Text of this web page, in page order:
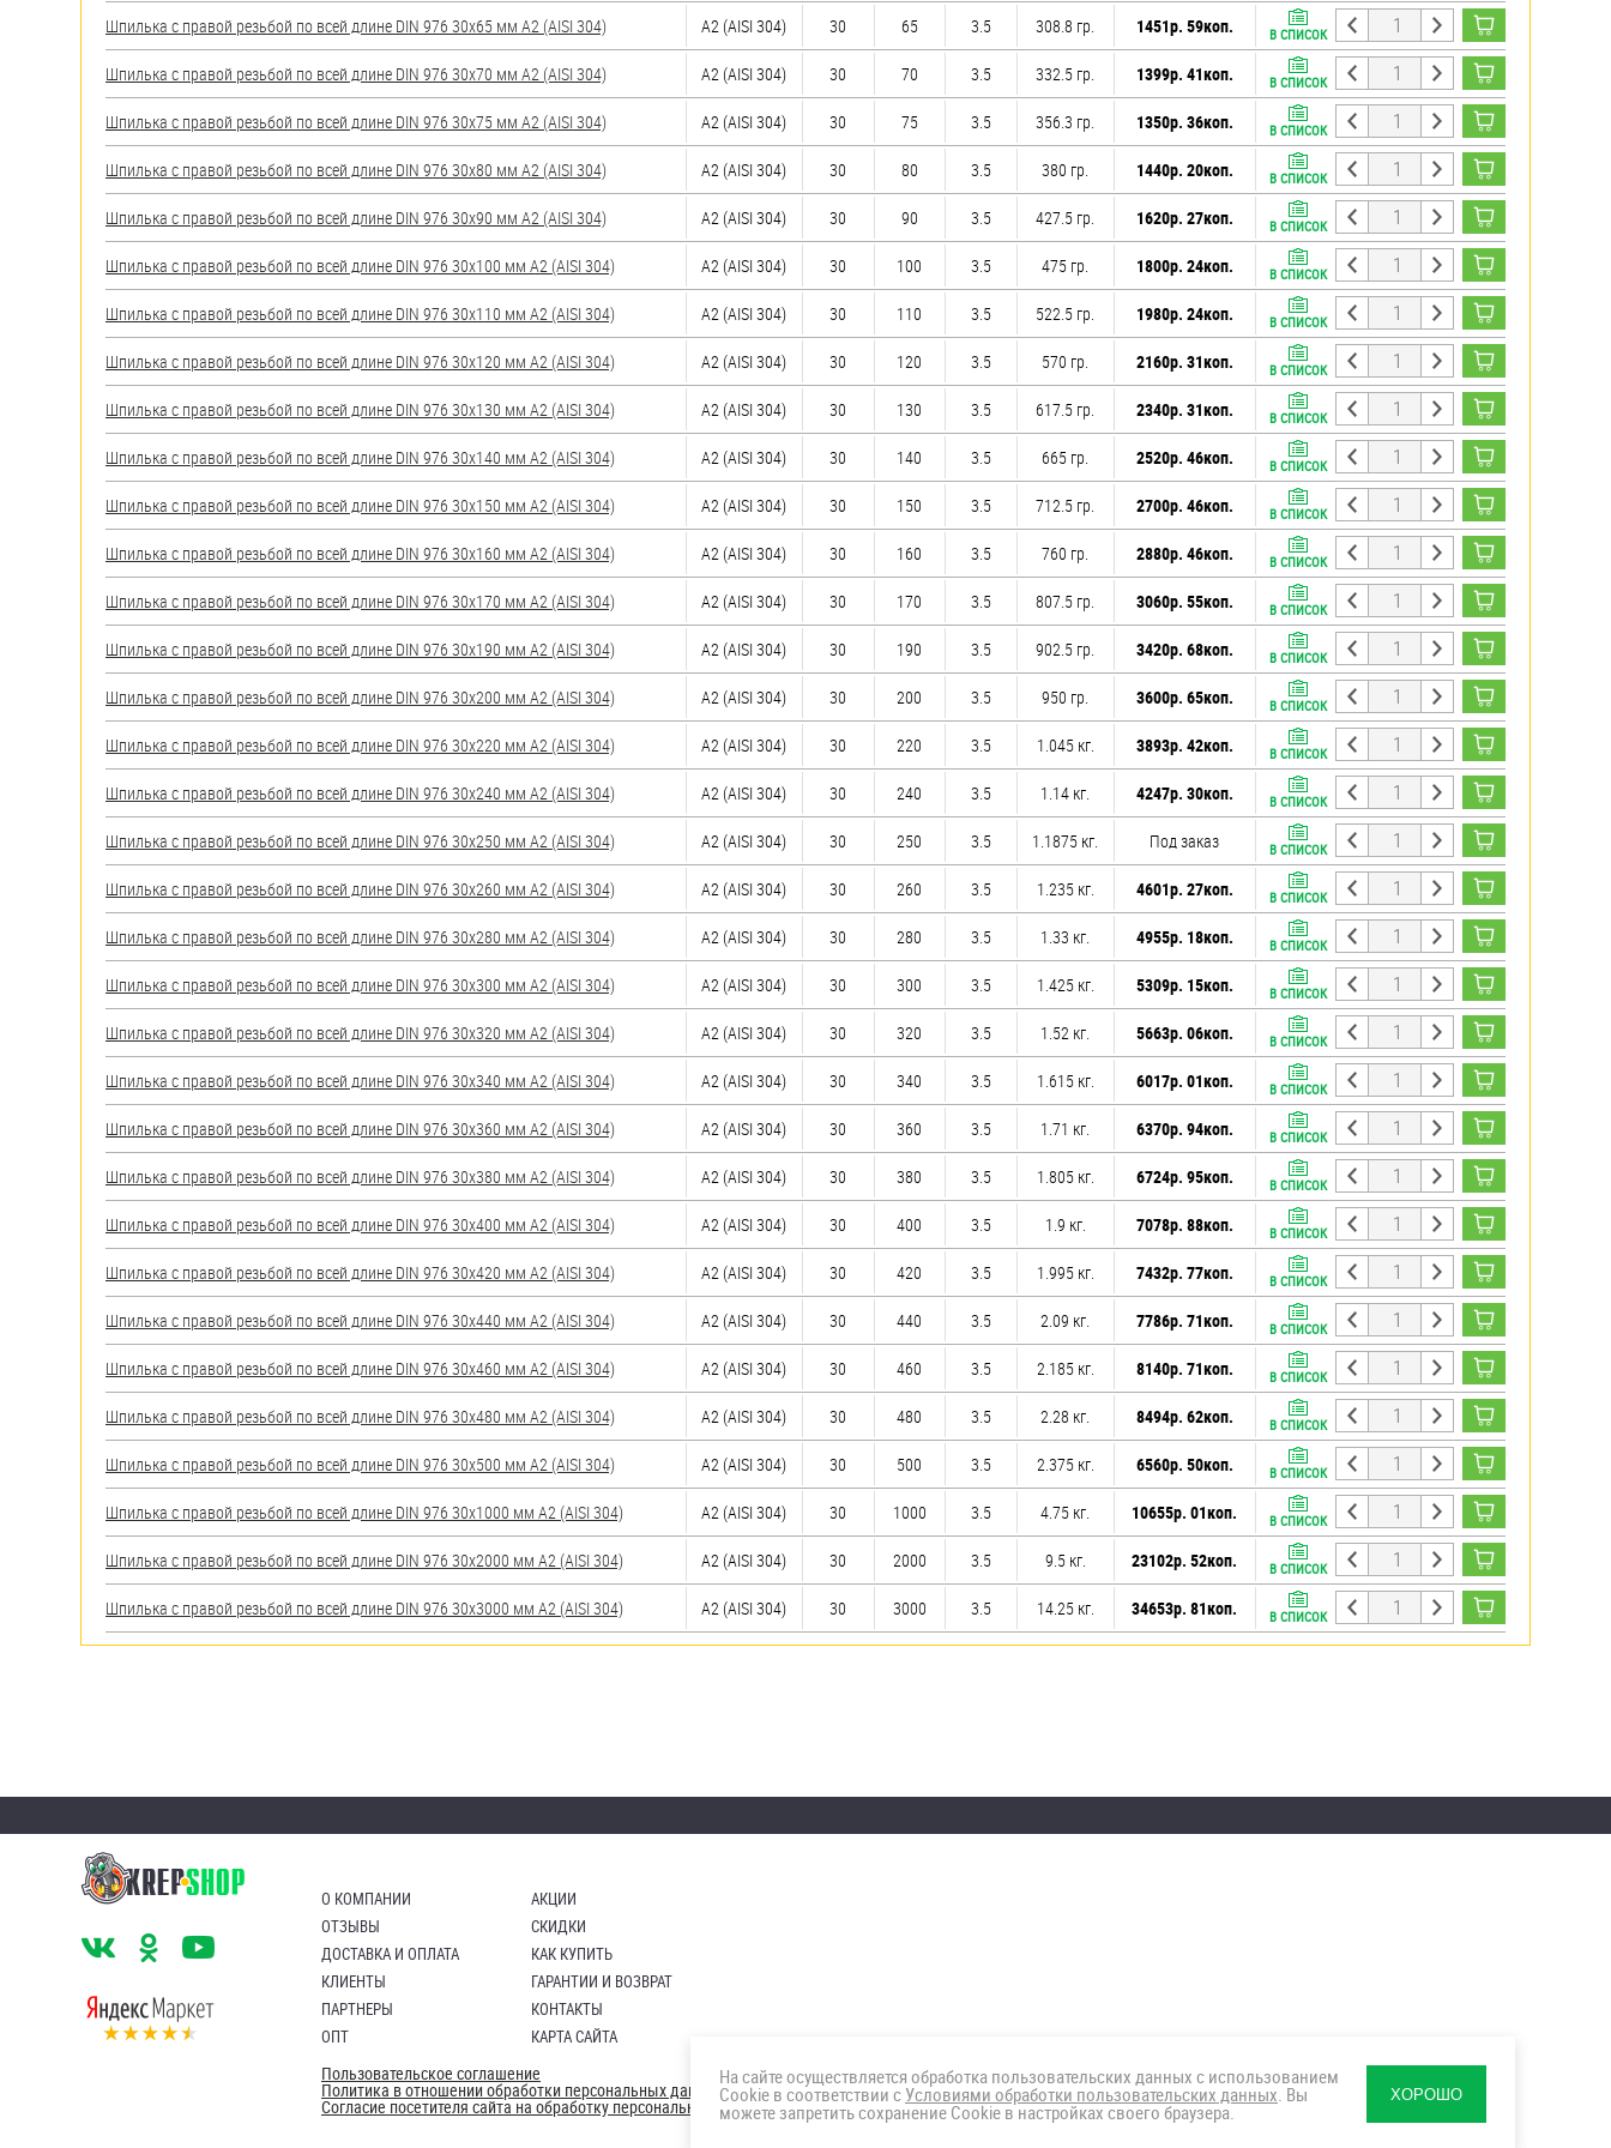
Пробки
Саморезы и шурупы
Стопорные кольца
Такелаж
Хомуты
Шайбы
Шпильки
Шплинты
Штифты и пальцы
Шпилька с правой резьбой по всей длине DIN 976 30х65 мм А2 (AISI 304) А2 (AISI 304) 30 65 3.5 308.8 гр. 1451р. 59коп. В СПИСОК
Шпилька с правой резьбой по всей длине DIN 976 30х70 мм А2 (AISI 304) А2 (AISI 304) 30 70 3.5 332.5 гр. 1399р. 41коп. В СПИСОК
Шпилька с правой резьбой по всей длине DIN 976 30х75 мм А2 (AISI 304) А2 (AISI 304) 30 75 3.5 356.3 гр. 1350р. 36коп. В СПИСОК
Шпилька с правой резьбой по всей длине DIN 976 30х80 мм А2 (AISI 304) А2 (AISI 304) 30 80 3.5 380 гр. 1440р. 20коп. В СПИСОК
Шпилька с правой резьбой по всей длине DIN 976 30х90 мм А2 (AISI 304) А2 (AISI 304) 30 90 3.5 427.5 гр. 1620р. 27коп. В СПИСОК
Шпилька с правой резьбой по всей длине DIN 976 30х100 мм А2 (AISI 304) А2 (AISI 304) 30 100 3.5 475 гр. 1800р. 24коп. В СПИСОК
Шпилька с правой резьбой по всей длине DIN 976 30х110 мм А2 (AISI 304) А2 (AISI 304) 30 110 3.5 522.5 гр. 1980р. 24коп. В СПИСОК
Шпилька с правой резьбой по всей длине DIN 976 30х120 мм А2 (AISI 304) А2 (AISI 304) 30 120 3.5 570 гр. 2160р. 31коп. В СПИСОК
Шпилька с правой резьбой по всей длине DIN 976 30х130 мм А2 (AISI 304) А2 (AISI 304) 30 130 3.5 617.5 гр. 2340р. 31коп. В СПИСОК
Шпилька с правой резьбой по всей длине DIN 976 30х140 мм А2 (AISI 304) А2 (AISI 304) 30 140 3.5 665 гр. 2520р. 46коп. В СПИСОК
Шпилька с правой резьбой по всей длине DIN 976 30х150 мм А2 (AISI 304) А2 (AISI 304) 30 150 3.5 712.5 гр. 2700р. 46коп. В СПИСОК
Шпилька с правой резьбой по всей длине DIN 976 30х160 мм А2 (AISI 304) А2 (AISI 304) 30 160 3.5 760 гр. 2880р. 46коп. В СПИСОК
Шпилька с правой резьбой по всей длине DIN 976 30х170 мм А2 (AISI 304) А2 (AISI 304) 30 170 3.5 807.5 гр. 3060р. 55коп. В СПИСОК
Шпилька с правой резьбой по всей длине DIN 976 30х190 мм А2 (AISI 304) А2 (AISI 304) 30 190 3.5 902.5 гр. 3420р. 68коп. В СПИСОК
Шпилька с правой резьбой по всей длине DIN 976 30х200 мм А2 (AISI 304) А2 (AISI 304) 30 200 3.5 950 гр. 3600р. 65коп. В СПИСОК
Шпилька с правой резьбой по всей длине DIN 976 30х220 мм А2 (AISI 304) А2 (AISI 304) 30 220 3.5 1.045 кг. 3893р. 42коп. В СПИСОК
Шпилька с правой резьбой по всей длине DIN 976 30х240 мм А2 (AISI 304) А2 (AISI 304) 30 240 3.5 1.14 кг. 4247р. 30коп. В СПИСОК
Шпилька с правой резьбой по всей длине DIN 976 30х250 мм А2 (AISI 304) А2 (AISI 304) 30 250 3.5 1.1875 кг. Под заказ В СПИСОК
Шпилька с правой резьбой по всей длине DIN 976 30х260 мм А2 (AISI 304) А2 (AISI 304) 30 260 3.5 1.235 кг. 4601р. 27коп. В СПИСОК
Шпилька с правой резьбой по всей длине DIN 976 30х280 мм А2 (AISI 304) А2 (AISI 304) 30 280 3.5 1.33 кг. 4955р. 18коп. В СПИСОК
Шпилька с правой резьбой по всей длине DIN 976 30х300 мм А2 (AISI 304) А2 (AISI 304) 30 300 3.5 1.425 кг. 5309р. 15коп. В СПИСОК
Шпилька с правой резьбой по всей длине DIN 976 30х320 мм А2 (AISI 304) А2 (AISI 304) 30 320 3.5 1.52 кг. 5663р. 06коп. В СПИСОК
Шпилька с правой резьбой по всей длине DIN 976 30х340 мм А2 (AISI 304) А2 (AISI 304) 30 340 3.5 1.615 кг. 6017р. 01коп. В СПИСОК
Шпилька с правой резьбой по всей длине DIN 976 30х360 мм А2 (AISI 304) А2 (AISI 304) 30 360 3.5 1.71 кг. 6370р. 94коп. В СПИСОК
Шпилька с правой резьбой по всей длине DIN 976 30х380 мм А2 (AISI 304) А2 (AISI 304) 30 380 3.5 1.805 кг. 6724р. 95коп. В СПИСОК
Шпилька с правой резьбой по всей длине DIN 976 30х400 мм А2 (AISI 304) А2 (AISI 304) 30 400 3.5 1.9 кг. 7078р. 88коп. В СПИСОК
Шпилька с правой резьбой по всей длине DIN 976 30х420 мм А2 (AISI 304) А2 (AISI 304) 30 420 3.5 1.995 кг. 7432р. 77коп. В СПИСОК
Шпилька с правой резьбой по всей длине DIN 976 30х440 мм А2 (AISI 304) А2 (AISI 304) 30 440 3.5 2.09 кг. 7786р. 71коп. В СПИСОК
Шпилька с правой резьбой по всей длине DIN 976 30х460 мм А2 (AISI 304) А2 (AISI 304) 30 460 3.5 2.185 кг. 8140р. 71коп. В СПИСОК
Шпилька с правой резьбой по всей длине DIN 976 30х480 мм А2 (AISI 304) А2 (AISI 304) 30 480 3.5 2.28 кг. 8494р. 62коп. В СПИСОК
Шпилька с правой резьбой по всей длине DIN 976 30х500 мм А2 (AISI 304) А2 (AISI 304) 30 500 3.5 2.375 кг. 6560р. 50коп. В СПИСОК
Шпилька с правой резьбой по всей длине DIN 976 30х1000 мм А2 (AISI 304) А2 (AISI 304) 30 1000 3.5 4.75 кг. 10655р. 01коп. В СПИСОК
Шпилька с правой резьбой по всей длине DIN 976 30х2000 мм А2 (AISI 304) А2 (AISI 304) 30 2000 3.5 9.5 кг. 23102р. 52коп. В СПИСОК
Шпилька с правой резьбой по всей длине DIN 976 30х3000 мм А2 (AISI 304) А2 (AISI 304) 30 3000 3.5 14.25 кг. 34653р. 81коп. В СПИСОК
О КОМПАНИИ
ОТЗЫВЫ
ДОСТАВКА И ОПЛАТА
КЛИЕНТЫ
ПАРТНЕРЫ
ОПТ
АКЦИИ
СКИДКИ
КАК КУПИТЬ
ГАРАНТИИ И ВОЗВРАТ
КОНТАКТЫ
КАРТА САЙТА
Пользовательское соглашение
Политика в отношении обработки персональных данных
Согласие посетителя сайта на обработку персональных данны
На сайте осуществляется обработка пользовательских данных с использованием
Cookie в соответствии с Условиями обработки пользовательских данных . Вы
можете запретить сохранение Cookie в настройках своего браузера.
ХОРОШО